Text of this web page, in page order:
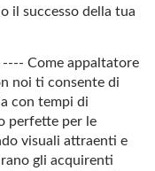
il successo della tua
Come appaltatore
noi ti consente di
con tempi di
perfette per le
visuali attraenti e
gli acquirenti